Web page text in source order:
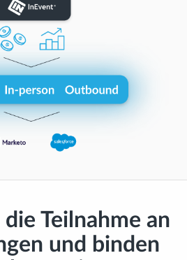
die Teilnahme an
und binden